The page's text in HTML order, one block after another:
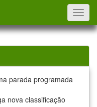
parada programada
nova classificação